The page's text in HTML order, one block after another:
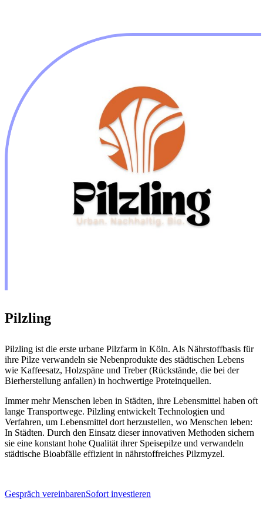
Pilzling
Pilzling ist die erste urbane Pilzfarm in Köln. Als Nährstoffbasis für
ihre Pilze verwandeln sie Nebenprodukte des städtischen Lebens
wie Kaffeesatz, Holzspäne und Treber (Rückstände, die bei der
Bierherstellung anfallen) in hochwertige Proteinquellen.
Immer mehr Menschen leben in Städten, ihre Lebensmittel haben oft
lange Transportwege. Pilzling entwickelt Technologien und
Verfahren, um Lebensmittel dort herzustellen, wo Menschen leben:
In Städten. Durch den Einsatz dieser innovativen Methoden sichern
sie eine konstant hohe Qualität ihrer Speisepilze und verwandeln
städtische Bioabfälle effizient in nährstoffreiches Pilzmyzel.
Gespräch vereinbarenSofort investieren